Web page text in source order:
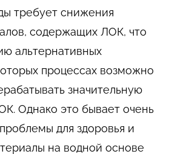
требует снижения
содержащих ЛОК, что
альтернативных
процессах возможно
значительную
Однако это бывает очень
для здоровья и
на водной основе